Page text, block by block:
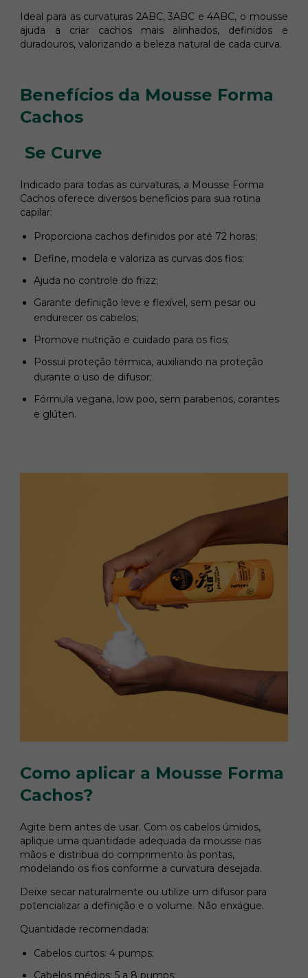
Ideal para as curvaturas 2ABC, 3ABC e 4ABC, o mousse
ajuda a criar cachos mais alinhados, definidos e
duradouros, valorizando a beleza natural de cada curva.
Benefícios da Mousse Forma
Cachos
Se Curve
Indicado para todas as curvaturas, a Mousse Forma
Cachos oferece diversos benefícios para sua rotina
capilar:
Proporciona cachos definidos por até 72 horas;
Define, modela e valoriza as curvas dos fios;
Ajuda no controle do frizz;
Garante definição leve e flexível, sem pesar ou
endurecer os cabelos;
Promove nutrição e cuidado para os fios;
Possui proteção térmica, auxiliando na proteção
durante o uso de difusor;
Fórmula vegana, low poo, sem parabenos, corantes
e glúten.
Como aplicar a Mousse Forma
Cachos?
Agite bem antes de usar. Com os cabelos úmidos,
aplique uma quantidade adequada da mousse nas
mãos e distribua do comprimento às pontas,
modelando os fios conforme a curvatura desejada.
Deixe secar naturalmente ou utilize um difusor para
potencializar a definição e o volume. Não enxágue.
Quantidade recomendada:
Cabelos curtos: 4 pumps;